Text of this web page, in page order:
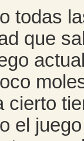
todas
que
cierto
el